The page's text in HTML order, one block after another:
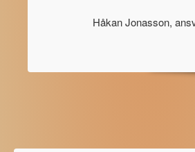
Håkan Jonasson,